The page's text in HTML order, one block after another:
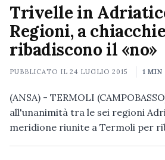
Trivelle in
Regioni, a
ribadiscono il «no»
PUBBLICATO IL24 LUGLIO 2015 1 MIN
(ANSA) - TERMOLI
all'unanimità tra le sei regioni
meridione riunite a Termoli per